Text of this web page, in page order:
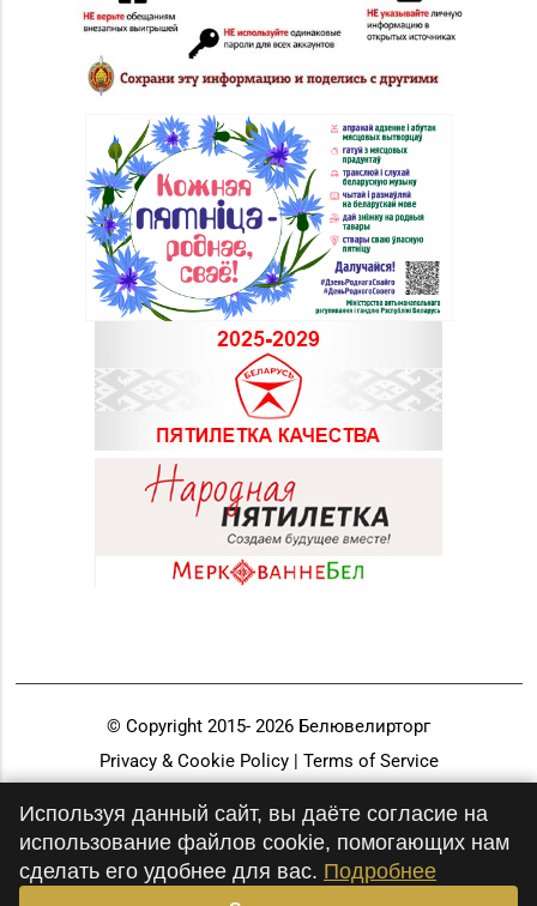
© Copyright 2015- 2026 Белювелирторг
Privacy & Cookie Policy | Terms of Service
Используя данный сайт, вы даёте согласие на
использование файлов cookie, помогающих нам
сделать его удобнее для вас. Подробнее